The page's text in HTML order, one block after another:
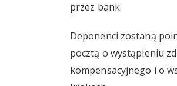
przez bank.
Deponenci zostaną
pocztą o wystąpieniu
kompensacyjnego i o